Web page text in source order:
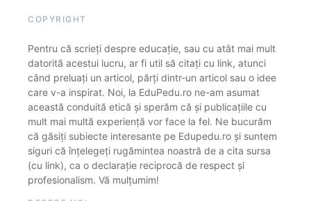
COPYRIGHT
Pentru că scrieți despre educație, sau cu atât mai mult
datorită acestui lucru, ar fi util să citați cu link, atunci
când preluați un articol, părți dintr-un articol sau o idee
care v-a inspirat. Noi, la EduPedu.ro ne-am asumat
această conduită etică și sperăm că și publicațiile cu
mult mai multă experiență vor face la fel. Ne bucurăm
că găsiți subiecte interesante pe Edupedu.ro și suntem
siguri că înțelegeți rugămintea noastră de a cita sursa
(cu link), ca o declarație reciprocă de respect și
profesionalism. Vă mulțumim!